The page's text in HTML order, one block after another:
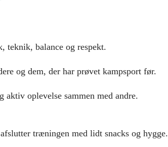
teknik, balance og respekt.
og dem, der har prøvet kampsport før.
oplevelse sammen med andre.
træningen med lidt snacks og hygge.